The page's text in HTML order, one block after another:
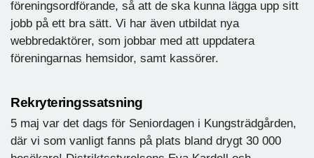
föreningsordförande, så att de ska kunna lägga upp sitt
jobb på ett bra sätt. Vi har även utbildat nya
webbredaktörer, som jobbar med att uppdatera
föreningarnas hemsidor, samt kassörer.
Rekryteringssatsning
5 maj var det dags för Seniordagen i Kungsträdgården,
där vi som vanligt fanns på plats bland drygt 30 000